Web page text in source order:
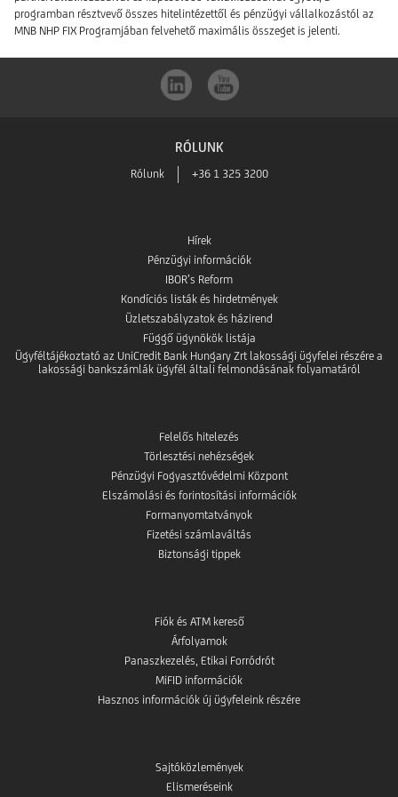
programban résztvevő összes hitelintézettől és pénzügyi vállalkozástól az
MNB NHP FIX Programjában felvehető maximális összeget is jelenti.
RÓLUNK
Rólunk +36 1 325 3200
Hírek
Pénzügyi információk
IBOR’s Reform
Kondíciós listák és hirdetmények
Üzletszabályzatok és házirend
Függő ügynökök listája
Ügyféltájékoztató az UniCredit Bank Hungary Zrt lakossági ügyfelei részére a
lakossági bankszámlák ügyfél általi felmondásának folyamatáról
Felelős hitelezés
Törlesztési nehézségek
Pénzügyi Fogyasztóvédelmi Központ
Elszámolási és forintosítási információk
Formanyomtatványok
Fizetési számlaváltás
Biztonsági tippek
Fiók és ATM kereső
Árfolyamok
Panaszkezelés, Etikai Forródrót
MiFID információk
Hasznos információk új ügyfeleink részére
Sajtóközlemények
Elismeréseink